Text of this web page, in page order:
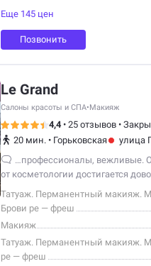
Еще 145 цен
Позвонить
Le Grand
Салоны красоты и СПА•Макияж
4,4 • 25 отзывов •
20 мин. • Горьковская
улица
…профессионалы, вежливые.
от косметологии достигается
в этом важна регулярность
Татуаж. Перманентный макияж.
Брови ре — фреш
Макияж
Татуаж. Перманентный макияж.
ре — фреш